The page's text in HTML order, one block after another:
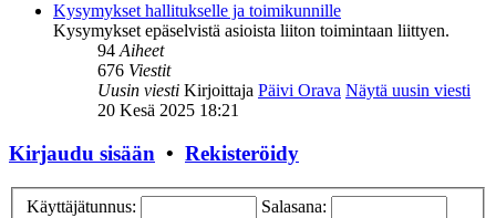
Kysymykset hallitukselle ja toimikunnille
Kysymykset epäselvistä asioista liiton toimintaan liittyen.
94Aiheet
676 Viestit
Uusin viesti Kirjoittaja Päivi Orava Näytä uusin viesti
20 Kesä 2025 18:21
Kirjaudu sisään • Rekisteröidy
Käyttäjätunnus: Salasana: